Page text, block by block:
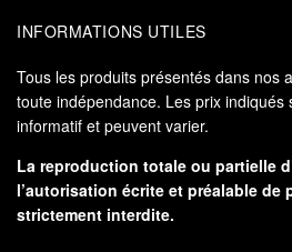
INFORMATIONS UTILES
Tous les produits présentés dans nos
toute indépendance. Les prix indiqués
informatif et peuvent varier.
La reproduction totale ou partielle
l’autorisation écrite et préalable de
strictement interdite.